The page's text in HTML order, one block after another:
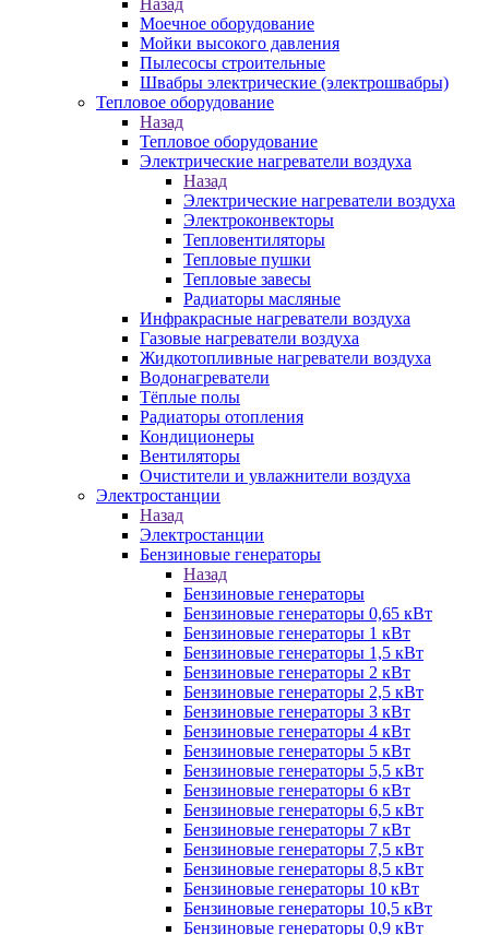
Назад
Моечное оборудование
Мойки высокого давления
Пылесосы строительные
Швабры электрические (электрошвабры)
Тепловое оборудование
Назад
Тепловое оборудование
Электрические нагреватели воздуха
Назад
Электрические нагреватели воздуха
Электроконвекторы
Тепловентиляторы
Тепловые пушки
Тепловые завесы
Радиаторы масляные
Инфракрасные нагреватели воздуха
Газовые нагреватели воздуха
Жидкотопливные нагреватели воздуха
Водонагреватели
Тёплые полы
Радиаторы отопления
Кондиционеры
Вентиляторы
Очистители и увлажнители воздуха
Электростанции
Назад
Электростанции
Бензиновые генераторы
Назад
Бензиновые генераторы
Бензиновые генераторы 0,65 кВт
Бензиновые генераторы 1 кВт
Бензиновые генераторы 1,5 кВт
Бензиновые генераторы 2 кВт
Бензиновые генераторы 2,5 кВт
Бензиновые генераторы 3 кВт
Бензиновые генераторы 4 кВт
Бензиновые генераторы 5 кВт
Бензиновые генераторы 5,5 кВт
Бензиновые генераторы 6 кВт
Бензиновые генераторы 6,5 кВт
Бензиновые генераторы 7 кВт
Бензиновые генераторы 7,5 кВт
Бензиновые генераторы 8,5 кВт
Бензиновые генераторы 10 кВт
Бензиновые генераторы 10,5 кВт
Бензиновые генераторы 0,9 кВт